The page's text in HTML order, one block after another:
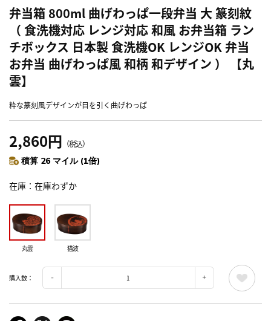
弁当箱 800ml 曲げわっぱ一段弁当 大 篆刻紋
（ 食洗機対応 レンジ対応 和風 お弁当箱 ラン
チボックス 日本製 食洗機OK レンジOK 弁当
お弁当 曲げわっぱ風 和柄 和デザイン ） 【丸
雲】
粋な篆刻風デザインが目を引く曲げわっぱ
2,860円 （税込）
積算 26 マイル (1倍)
在庫 在庫わずか
丸雲 猫波
購入数：